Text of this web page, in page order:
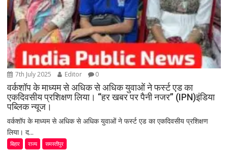
7th July 2025 Editor 0
वर्कशॉप के माध्यम से अधिक से अधिक युवाओं ने फर्स्ट एड का
एकदिवसीय प्रशिक्षण लिया। “हर खबर पर पैनी नजर” (IPN)इंडिया
पब्लिक न्यूज।
वर्कशॉप के माध्यम से अधिक से अधिक युवाओं ने फर्स्ट एड का एकदिवसीय प्रशिक्षण
लिया। द...
बिहार राज्य समस्तीपुर